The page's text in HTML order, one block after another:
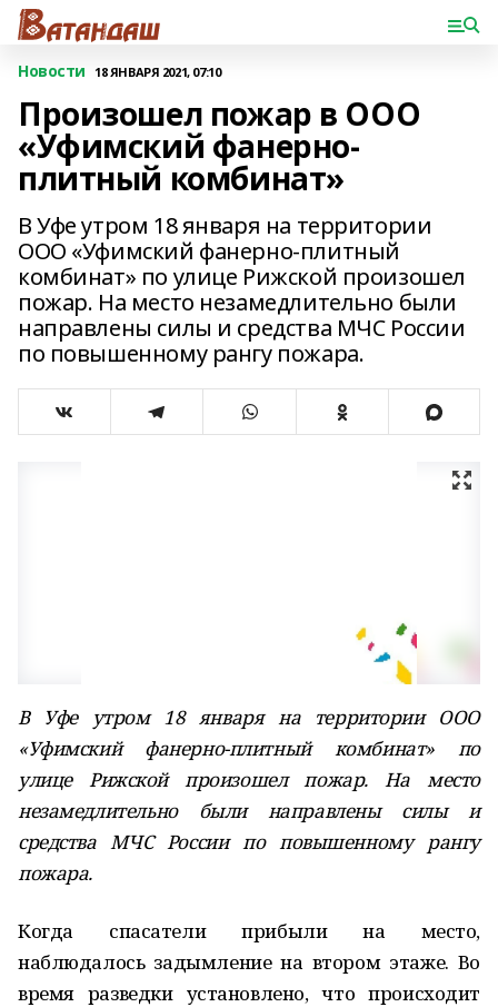
Новости 18 ЯНВАРЯ 2021, 07:10
Произошел пожар в ООО
«Уфимский фанерно-
плитный комбинат»
В Уфе утром 18 января на территории
ООО «Уфимский фанерно-плитный
комбинат» по улице Рижской произошел
пожар. На место незамедлительно были
направлены силы и средства МЧС России
по повышенному рангу пожара.
В Уфе утром 18 января на территории ООО
«Уфимский фанерно-плитный комбинат» по
улице Рижской произошел пожар. На место
незамедлительно были направлены силы и
средства МЧС России по повышенному рангу
пожара.
Когда спасатели прибыли на место,
наблюдалось задымление на втором этаже. Во
время разведки установлено, что происходит